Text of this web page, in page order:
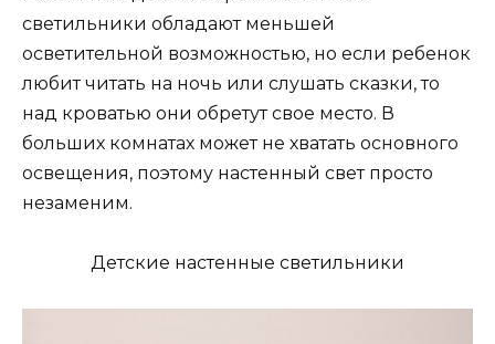
светильники обладают меньшей
осветительной возможностью, но если ребенок
любит читать на ночь или слушать сказки, то
над кроватью они обретут свое место. В
больших комнатах может не хватать основного
освещения, поэтому настенный свет просто
незаменим.
Детские настенные светильники